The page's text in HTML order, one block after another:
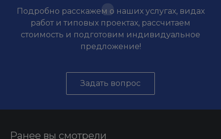
Подробно расскажем о наших услугах, видах
работ и типовых проектах, рассчитаем
стоимость и подготовим индивидуальное
предложение!
Задать вопрос
Ранее вы смотрели